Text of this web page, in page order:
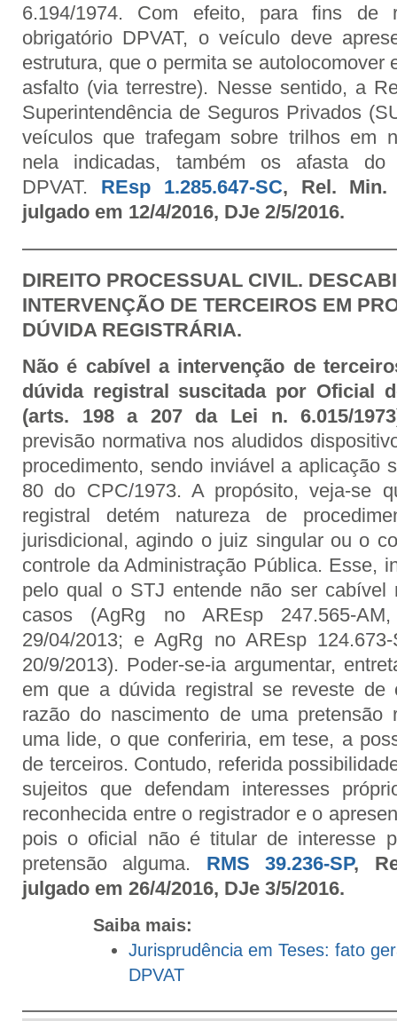
6.194/1974. Com efeito, para fins de
obrigatório DPVAT, o veículo deve
estrutura, que o permita se autolocomover
asfalto (via terrestre). Nesse sentido, a
Superintendência de Seguros Privados
veículos que trafegam sobre trilhos em
nela indicadas, também os afasta do
DPVAT.
REsp 1.285.647-SC, Rel. Min.
julgado em 12/4/2016, DJe 2/5/2016.
DIREITO PROCESSUAL CIVIL.
INTERVENÇÃO DE TERCEIROS EM
DÚVIDA REGISTRÁRIA.
Não é cabível a intervenção de
dúvida registral suscitada por Oficial
(arts. 198 a 207 da Lei n. 6.015/
previsão normativa nos aludidos
procedimento, sendo inviável a aplicação
80 do CPC/1973. A propósito, veja-se
registral detém natureza de
jurisdicional, agindo o juiz singular ou o
controle da Administração Pública. Esse,
pelo qual o STJ entende não ser cabível
casos (AgRg no AREsp 247.565-
29/04/2013; e AgRg no AREsp
20/9/2013). Poder-se-ia argumentar,
em que a dúvida registral se reveste de
razão do nascimento de uma pretensão
uma lide, o que conferiria, em tese, a
de terceiros. Contudo, referida
sujeitos que defendam interesses
reconhecida entre o registrador e o
pois o oficial não é titular de interesse
pretensão alguma.
RMS 39.236-SP,
julgado em 26/4/2016, DJe 3/5/2016.
Saiba mais:
Jurisprudência em Teses: fato
DPVAT